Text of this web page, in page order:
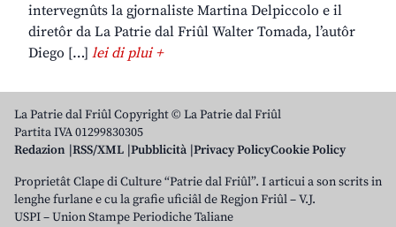
intervegnûts la gjornaliste Martina Delpiccolo e il
diretôr da La Patrie dal Friûl Walter Tomada, l’autôr
Diego […] lei di plui +
La Patrie dal Friûl Copyright © La Patrie dal Friûl
Partita IVA 01299830305
Redazion RSS/XML Pubblicità Privacy PolicyCookie Policy
Proprietât Clape di Culture “Patrie dal Friûl”. I articui a son scrits in
lenghe furlane e cu la grafie uficiâl de Regjon Friûl – V.J.
USPI – Union Stampe Periodiche Taliane